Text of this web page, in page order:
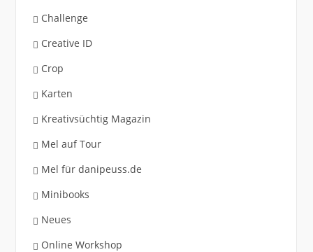
Challenge
Creative ID
Crop
Karten
Kreativsüchtig Magazin
Mel auf Tour
Mel für danipeuss.de
Minibooks
Neues
Online Workshop